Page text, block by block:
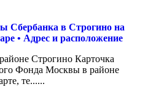
Сбербанка в Строгино на
• Адрес и расположение
Строгино Карточка
Фонда Москвы в районе
те......